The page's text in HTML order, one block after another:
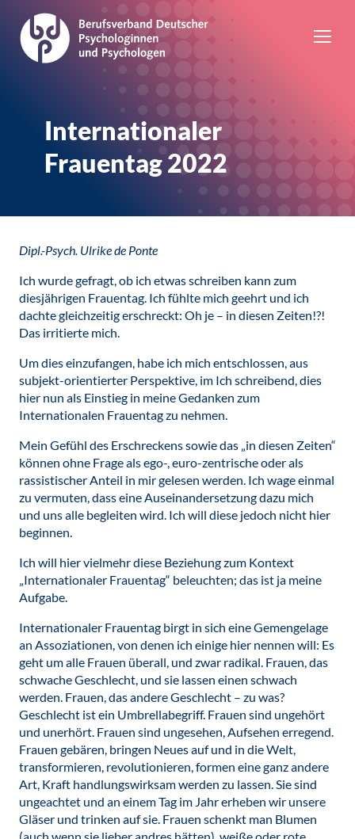
Internationaler
Frauentag 2022
Dipl.-Psych. Ulrike de Ponte
Ich wurde gefragt, ob ich etwas schreiben kann zum
diesjährigen Frauentag. Ich fühlte mich geehrt und ich
dachte gleichzeitig erschreckt: Oh je – in diesen Zeiten!?!
Das irritierte mich.
Um dies einzufangen, habe ich mich entschlossen, aus
subjekt-orientierter Perspektive, im Ich schreibend, dies
hier nun als Einstieg in meine Gedanken zum
Internationalen Frauentag zu nehmen.
Mein Gefühl des Erschreckens sowie das „in diesen Zeiten“
können ohne Frage als ego-, euro-zentrische oder als
rassistischer Anteil in mir gelesen werden. Ich wage einmal
zu vermuten, dass eine Auseinandersetzung dazu mich
und uns alle begleiten wird. Ich will diese jedoch nicht hier
beginnen.
Ich will hier vielmehr diese Beziehung zum Kontext
„Internationaler Frauentag“ beleuchten; das ist ja meine
Aufgabe.
Internationaler Frauentag birgt in sich eine Gemengelage
an Assoziationen, von denen ich einige hier nennen will: Es
geht um alle Frauen überall, und zwar radikal. Frauen, das
schwache Geschlecht, und sie lassen einen schwach
werden. Frauen, das andere Geschlecht – zu was?
Geschlecht ist ein Umbrellabegriff. Frauen sind ungehört
und unerhört. Frauen sind ungesehen, Aufsehen erregend.
Frauen gebären, bringen Neues auf und in die Welt,
transformieren, revolutionieren, formen eine ganz andere
Art, Kraft handlungswirksam werden zu lassen. Sie sind
ungeachtet und an einem Tag im Jahr erheben wir unsere
Gläser und trinken auf sie. Frauen schenkt man Blumen